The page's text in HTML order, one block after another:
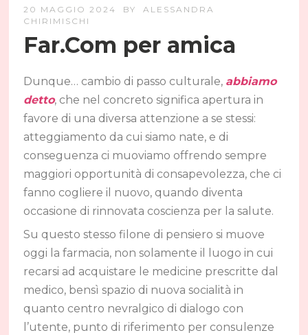
20 MAGGIO 2024 BY
ALESSANDRA
CHIRIMISCHI
Far.Com per amica
Dunque… cambio di passo culturale, abbiamo
detto, che nel concreto significa apertura in
favore di una diversa attenzione a se stessi:
atteggiamento da cui siamo nate, e di
conseguenza ci muoviamo offrendo sempre
maggiori opportunità di consapevolezza, che ci
fanno cogliere il nuovo, quando diventa
occasione di rinnovata coscienza per la salute.
Su questo stesso filone di pensiero si muove
oggi la farmacia, non solamente il luogo in cui
recarsi ad acquistare le medicine prescritte dal
medico, bensì spazio di nuova socialità in
quanto centro nevralgico di dialogo con
l’utente, punto di riferimento per consulenze